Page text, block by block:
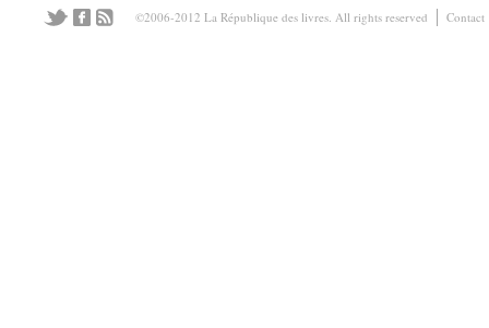
©2006-2012 La République des livres. All rights reserved Contact